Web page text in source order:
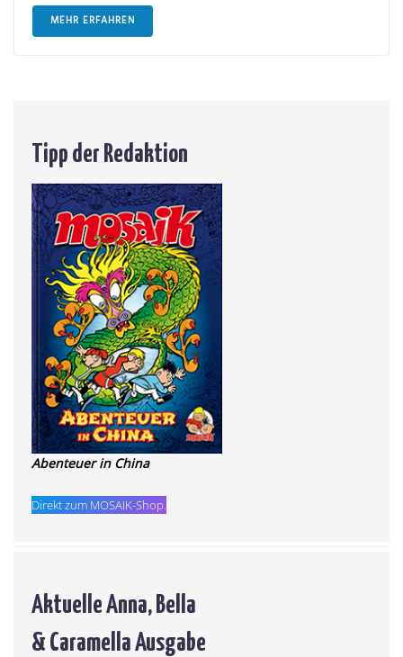
MEHR ERFAHREN
Tipp der Redaktion
Abenteuer in China
Direkt zum MOSAIK-Shop.
Aktuelle Anna, Bella
& Caramella Ausgabe